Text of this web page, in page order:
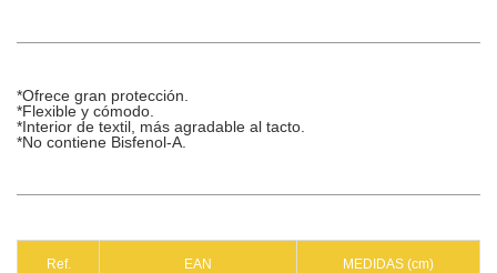
*Ofrece gran protección.
*Flexible y cómodo.
*Interior de textil, más agradable al tacto.
*No contiene Bisfenol-A.
Ref. EAN MEDIDAS (cm)